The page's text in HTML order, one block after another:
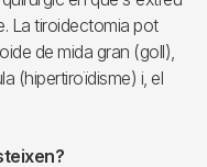
La tiroidectomia pot
de mida gran (goll),
(hipertiroïdisme) i, el